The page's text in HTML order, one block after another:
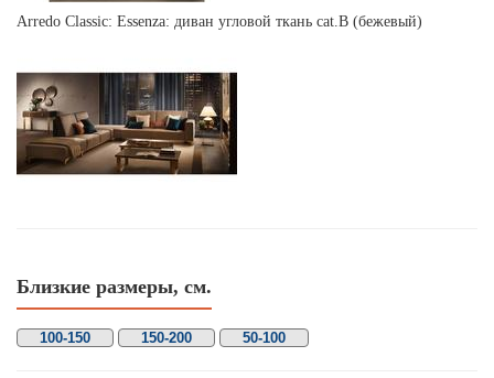
Arredo Classic: Essenza: диван угловой ткань cat.B (бежевый)
Близкие размеры, см.
100-150 150-200 50-100